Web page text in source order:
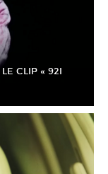
CLIP « 92I